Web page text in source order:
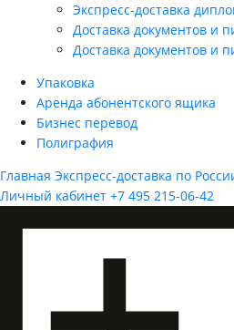
Экспресс-доставка
Доставка документов и
Доставка документов и
Упаковка
Аренда абонентского ящика
Бизнес перевод
Полиграфия
Главная Экспресс-доставка по
Личный кабинет +7 495 215-06-42